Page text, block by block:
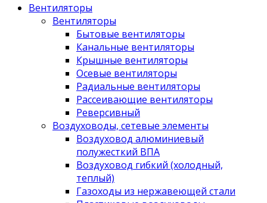
Вентиляторы
Вентиляторы
Бытовые вентиляторы
Канальные вентиляторы
Крышные вентиляторы
Осевые вентиляторы
Радиальные вентиляторы
Рассеивающие вентиляторы
Реверсивный
Воздуховоды, сетевые элементы
Воздуховод алюминиевый
полужесткий ВПА
Воздуховод гибкий (холодный,
теплый)
Газоходы из нержавеющей стали